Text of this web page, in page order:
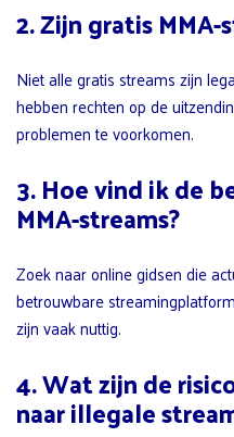
2. Zijn gratis
Niet alle gratis streams zijn
hebben rechten op de
problemen te voorkomen.
3. Hoe vind ik de
MMA-streams?
Zoek naar online gidsen die
betrouwbare
zijn vaak nuttig.
4. Wat zijn de
naar illegale